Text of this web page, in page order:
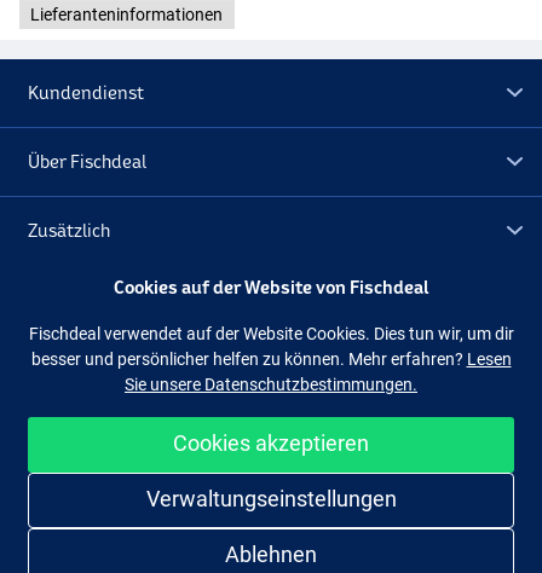
Gold Shad
Lieferanteninformationen
Kundendienst
Über Fischdeal
Zusätzlich
Lagerräumung
Facebook
Einfach und sicher shoppen
Cookies auf der Website von Fischdeal
Fischdeal verwendet auf der Website Cookies. Dies tun wir, um dir
besser und persönlicher helfen zu können. Mehr erfahren? Lesen
Sie unsere Datenschutzbestimmungen.
Cookies akzeptieren
Verwaltungseinstellungen
Ablehnen